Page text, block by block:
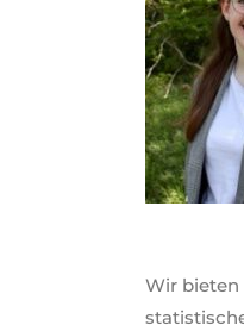
Wir bieten